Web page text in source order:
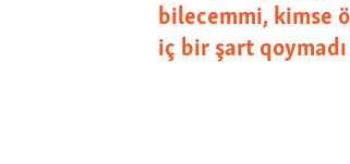
bilecemmi, kimse
iç bir şart qoymadı